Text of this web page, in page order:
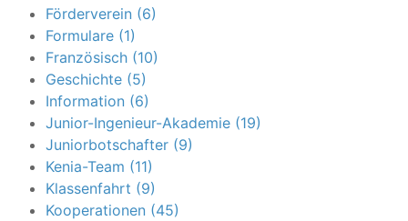
Förderverein (6)
Formulare (1)
Französisch (10)
Geschichte (5)
Information (6)
Junior-Ingenieur-Akademie (19)
Juniorbotschafter (9)
Kenia-Team (11)
Klassenfahrt (9)
Kooperationen (45)